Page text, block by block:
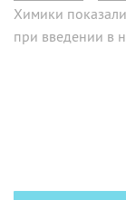
Химики
при введении в